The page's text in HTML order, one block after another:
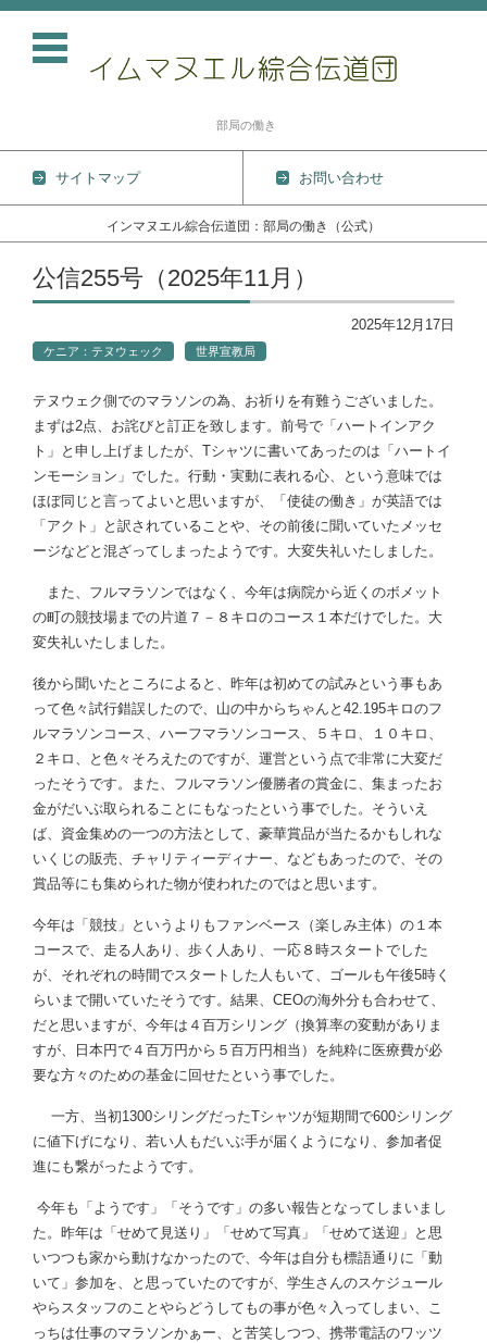
部局の働き
サイトマップ お問い合わせ
インマヌエル綜合伝道団：部局の働き（公式）
コンテンツに移動
公信255号（2025年11月）
2025年12月17日
ケニア：テヌウェック 世界宣教局
テヌウェク側でのマラソンの為、お祈りを有難うございました。
まずは2点、お詫びと訂正を致します。前号で「ハートインアク
ト」と申し上げましたが、Tシャツに書いてあったのは「ハートイ
ンモーション」でした。行動・実動に表れる心、という意味では
ほぼ同じと言ってよいと思いますが、「使徒の働き」が英語では
「アクト」と訳されていることや、その前後に聞いていたメッセ
ージなどと混ざってしまったようです。大変失礼いたしました。
また、フルマラソンではなく、今年は病院から近くのボメット
の町の競技場までの片道７－８キロのコース１本だけでした。大
変失礼いたしました。
後から聞いたところによると、昨年は初めての試みという事もあ
って色々試行錯誤したので、山の中からちゃんと42.195キロのフ
ルマラソンコース、ハーフマラソンコース、５キロ、１０キロ、
２キロ、と色々そろえたのですが、運営という点で非常に大変だ
ったそうです。また、フルマラソン優勝者の賞金に、集まったお
金がだいぶ取られることにもなったという事でした。そういえ
ば、資金集めの一つの方法として、豪華賞品が当たるかもしれな
いくじの販売、チャリティーディナー、などもあったので、その
賞品等にも集められた物が使われたのではと思います。
今年は「競技」というよりもファンベース（楽しみ主体）の１本
コースで、走る人あり、歩く人あり、一応８時スタートでした
が、それぞれの時間でスタートした人もいて、ゴールも午後5時く
らいまで開いていたそうです。結果、CEOの海外分も合わせて、
だと思いますが、今年は４百万シリング（換算率の変動がありま
すが、日本円で４百万円から５百万円相当）を純粋に医療費が必
要な方々のための基金に回せたという事でした。
一方、当初1300シリングだったTシャツが短期間で600シリング
に値下げになり、若い人もだいぶ手が届くようになり、参加者促
進にも繋がったようです。
今年も「ようです」「そうです」の多い報告となってしまいまし
た。昨年は「せめて見送り」「せめて写真」「せめて送迎」と思
いつつも家から動けなかったので、今年は自分も標語通りに「動
いて」参加を、と思っていたのですが、学生さんのスケジュール
やらスタッフのことやらどうしてもの事が色々入ってしまい、こ
っちは仕事のマラソンかぁー、と苦笑しつつ、携帯電話のワッツ